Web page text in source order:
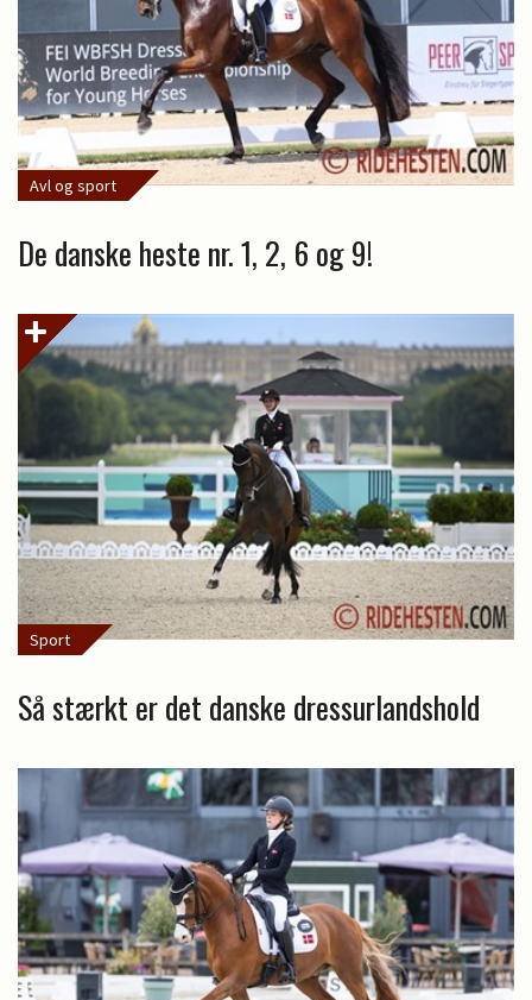
Avl og sport
De danske heste nr. 1, 2, 6 og 9!
Sport
Så stærkt er det danske dressurlandshold